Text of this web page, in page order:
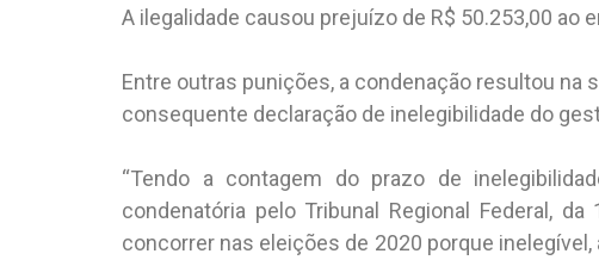
A ilegalidade causou prejuízo de R$ 50.253,00 ao
Entre outras punições, a condenação resultou
consequente declaração de inelegibilidade do
“Tendo a contagem do prazo de
condenatória pelo Tribunal Regional Federal,
concorrer nas eleições de 2020 porque